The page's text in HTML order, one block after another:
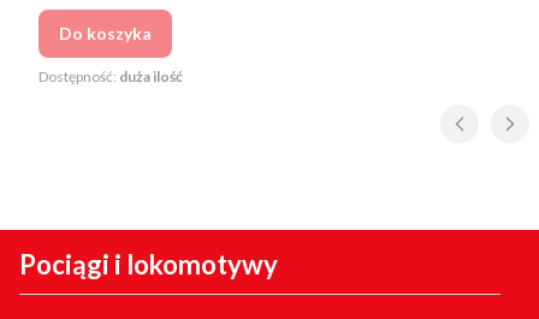
Do koszyka
Dostępność: duża ilość
Pociągi i lokomotywy